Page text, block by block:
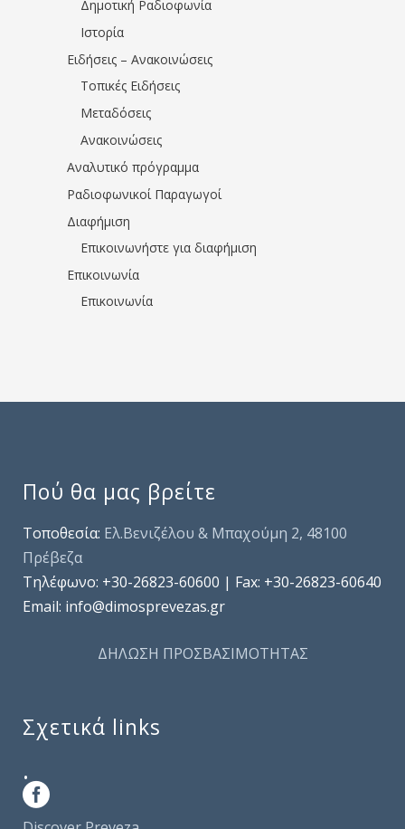
Δημοτική Ραδιοφωνία
Ιστορία
Ειδήσεις – Ανακοινώσεις
Τοπικές Ειδήσεις
Μεταδόσεις
Ανακοινώσεις
Αναλυτικό πρόγραμμα
Ραδιοφωνικοί Παραγωγοί
Διαφήμιση
Επικοινωνήστε για διαφήμιση
Επικοινωνία
Επικοινωνία
Πού θα μας βρείτε
Τοποθεσία: Ελ.Βενιζέλου & Μπαχούμη 2, 48100
Πρέβεζα
Τηλέφωνo: +30-26823-60600 | Fax: +30-26823-60640
Email: info@dimosprevezas.gr
ΔΗΛΩΣΗ ΠΡΟΣΒΑΣΙΜΟΤΗΤΑΣ
Σχετικά links
.